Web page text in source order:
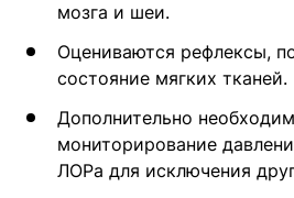
мозга и шеи.
Оцениваются рефлексы,
состояние мягких тканей.
Дополнительно
мониторирование
ЛОРа для исключения